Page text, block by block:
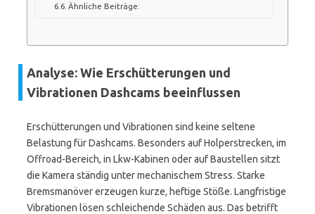
Ähnliche Beiträge:
Analyse: Wie Erschütterungen und
Vibrationen Dashcams beeinflussen
Erschütterungen und Vibrationen sind keine seltene
Belastung für Dashcams. Besonders auf Holperstrecken, im
Offroad-Bereich, in Lkw-Kabinen oder auf Baustellen sitzt
die Kamera ständig unter mechanischem Stress. Starke
Bremsmanöver erzeugen kurze, heftige Stöße. Langfristige
Vibrationen lösen schleichende Schäden aus. Das betrifft